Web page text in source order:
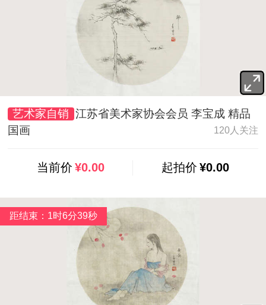
艺术家自销 江苏省美术家协会会员 李宝成 精品
国画
120人关注
当前价 ¥0.00 起拍价 ¥0.00
距结束：1时6分37秒